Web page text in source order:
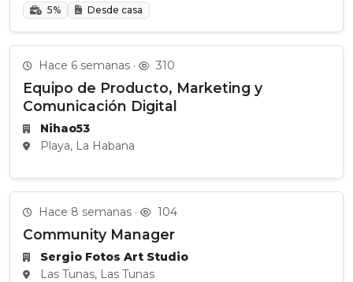
5% Desde casa
Hace 6 semanas · 310
Equipo de Producto, Marketing y
Comunicación Digital
Nihao53
Playa, La Habana
Hace 8 semanas · 104
Community Manager
Sergio Fotos Art Studio
Las Tunas, Las Tunas